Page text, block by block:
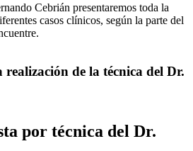
Cebrián presentaremos toda la
casos clínicos, según la parte del
realización de la técnica del Dr.
por técnica del Dr.